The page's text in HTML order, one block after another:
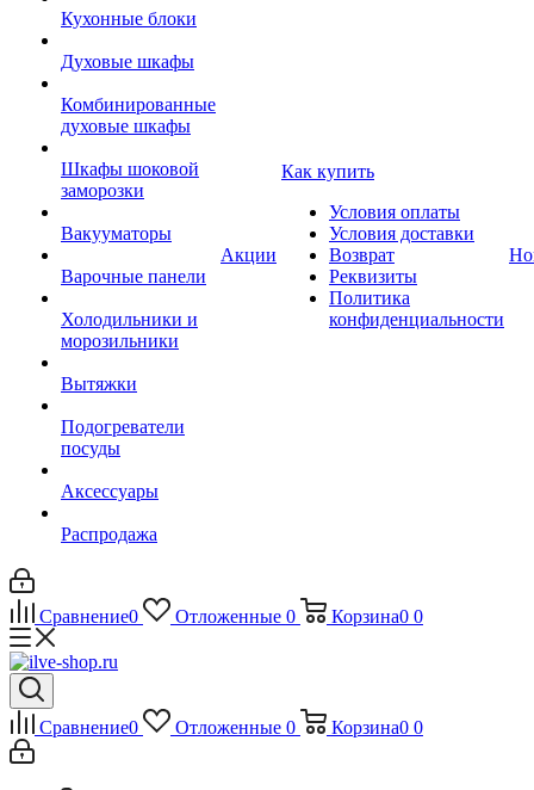
Кухонные блоки
Духовые шкафы
Комбинированные
духовые шкафы
Шкафы шоковой
заморозки
Вакууматоры
Варочные панели
Холодильники и
морозильники
Вытяжки
Подогреватели
посуды
Аксессуары
Распродажа
Акции
Как купить
Условия оплаты
Условия доставки
Возврат
Реквизиты
Политика
конфиденциальности
Сравнение0 Отложенные 0 Корзина0 0
Сравнение0 Отложенные 0 Корзина0 0